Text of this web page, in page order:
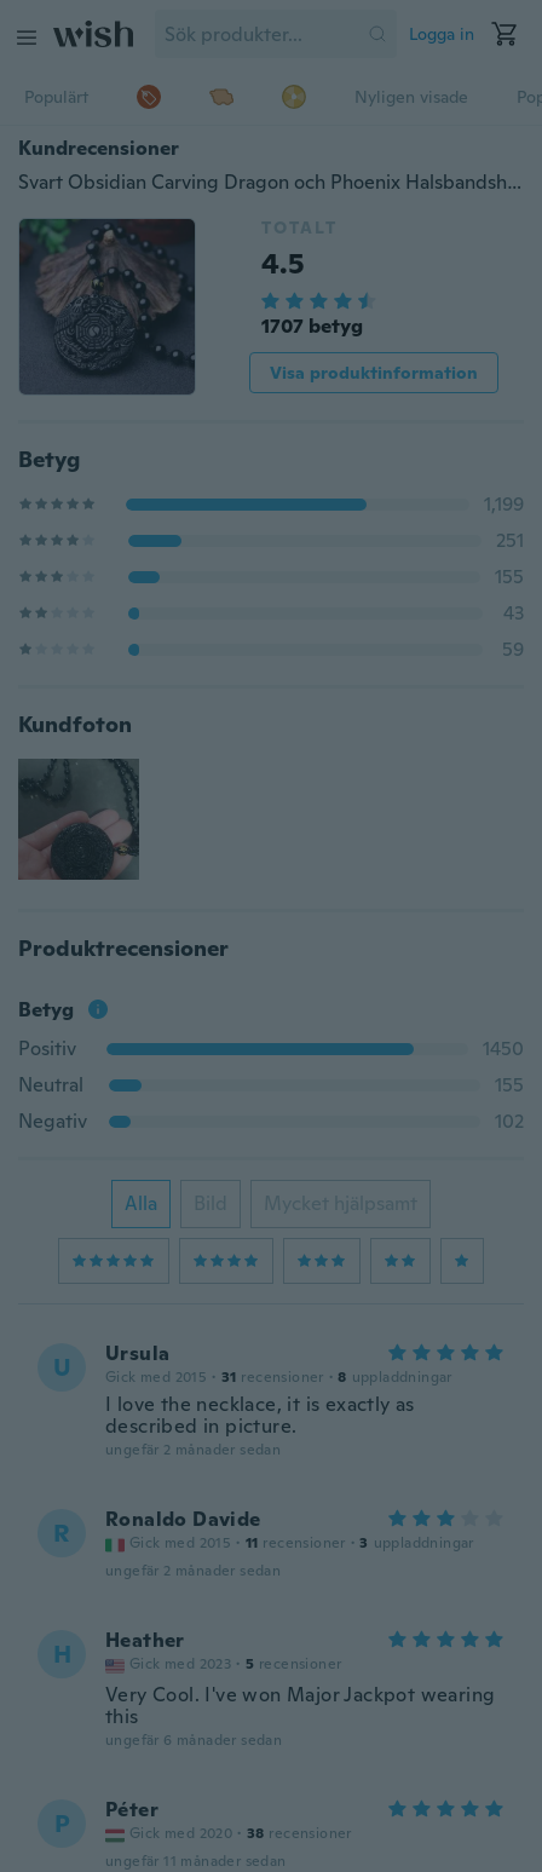
Logga in
Populärt Nyligen visade
Kundrecensioner
Svart Obsidian Carving Dragon och Phoenix Halsbandshänge Obsidian Lucky Pendant
TOTALT
4.5
1707 betyg
Visa produktinformation
Betyg
1,199
251
155
43
59
Kundfoton
Produktrecensioner
Betyg
Positiv
1450
Neutral
155
Negativ
102
Alla Bild Mycket hjälpsamt
U Ursula
Gick med 2015 · 31 recensioner · 8 uppladdningar
I love the necklace, it is exactly as
described in picture.
ungefär 2 månader sedan
R Ronaldo Davide
Gick med 2015 · 11 recensioner · 3 uppladdningar
ungefär 2 månader sedan
H Heather
Gick med 2023 · 5 recensioner
Very Cool. I've won Major Jackpot wearing
this
ungefär 6 månader sedan
P Péter
Gick med 2020 · 38 recensioner
ungefär 11 månader sedan